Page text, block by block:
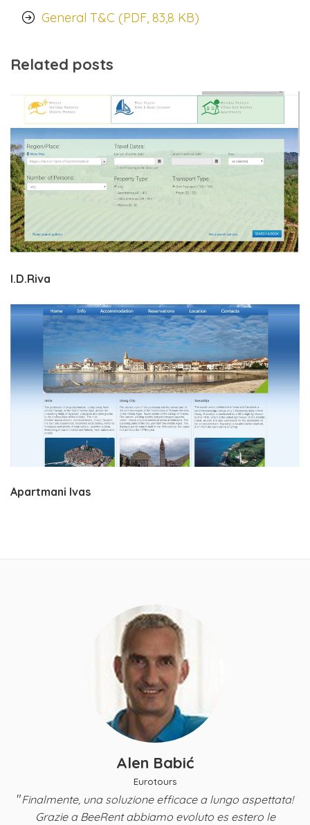
General T&C (PDF, 83,8 KB)
Related posts
I.D.Riva
Apartmani Ivas
Alen Babić
Eurotours
"Finalmente, una soluzione efficace a lungo aspettata!
Grazie a BeeRent abbiamo evoluto es estero le